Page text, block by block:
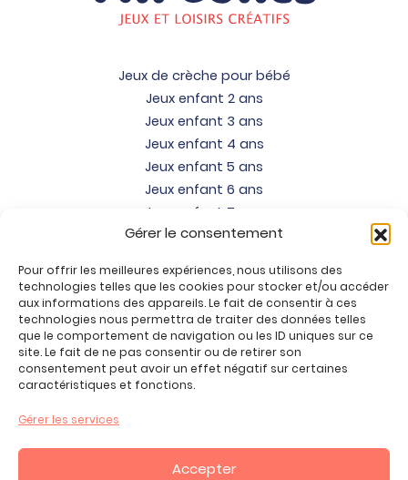
Gérer le consentement
Pour offrir les meilleures expériences, nous utilisons des
technologies telles que les cookies pour stocker et/ou accéder
aux informations des appareils. Le fait de consentir à ces
technologies nous permettra de traiter des données telles
que le comportement de navigation ou les ID uniques sur ce
site. Le fait de ne pas consentir ou de retirer son
consentement peut avoir un effet négatif sur certaines
caractéristiques et fonctions.
Gérer les services
Accepter
Jeux de crèche pour bébé
Jeux enfant 2 ans
Jeux enfant 3 ans
Jeux enfant 4 ans
Jeux enfant 5 ans
Jeux enfant 6 ans
Jeux enfant 7 ans
Jeux enfant 8 ans
Jeux enfant 10 ans
Jeux enfant 11 ans
Jeux enfant 12 ans
Tous nos produits
Promos jeux de loisirs créatifs
Mon compte
CGV